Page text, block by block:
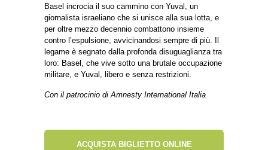
Basel incrocia il suo cammino con Yuval, un
giornalista israeliano che si unisce alla sua lotta, e
per oltre mezzo decennio combattono insieme
contro l’espulsione, avvicinandosi sempre di più. Il
legame è segnato dalla profonda disuguaglianza tra
loro: Basel, che vive sotto una brutale occupazione
militare, e Yuval, libero e senza restrizioni.
Con il patrocinio di Amnesty International Italia
ACQUISTA BIGLIETTO ONLINE